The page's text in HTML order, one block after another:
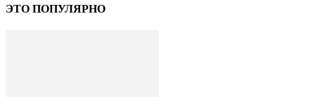
ЭТО ПОПУЛЯРНО